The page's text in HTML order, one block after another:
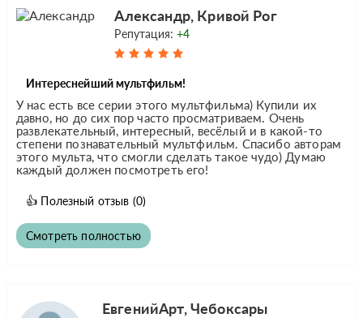
Александр, Кривой Рог
Репутация:+4
Интереснейший мультфильм!
У нас есть все серии этого мультфильма) Купили их
давно, но до сих пор часто просматриваем. Очень
развлекательный, интересный, весёлый и в какой-то
степени познавательный мультфильм. Спасибо авторам
этого мульта, что смогли сделать такое чудо) Думаю
каждый должен посмотреть его!
👍 Полезный отзыв (0)
Смотреть полностью
ЕвгенийАрт, Чебоксары